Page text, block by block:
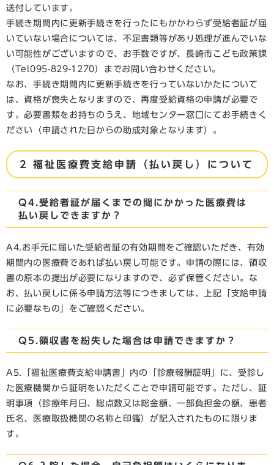
送付しています。
手続き期間内に更新手続きを行ったにもかかわらず受給者証が届
いていない場合については、不足書類等があり処理が進んでいな
い可能性がございますので、お手数ですが、長崎市こども政策課
（Tel095-829-1270）までお問い合わせください。
なお、手続き期間内に更新手続きを行っていないかたについて
は、資格が喪失となりますので、再度受給資格の申請が必要で
す。必要書類をお持ちのうえ、地域センター窓口にてお手続きく
ださい（申請された日からの助成対象となります）。
2 福祉医療費支給申請（払い戻し）について
Q4.受給者証が届くまでの間にかかった医療費は
払い戻しできますか？
A4.お手元に届いた受給者証の有効期間をご確認いただき、有効
期間内の医療費であれば払い戻し可能です。申請の際には、領収
書の原本の提出が必要になりますので、必ず保管ください。な
お、払い戻しに係る申請方法等につきましては、上記「支給申請
に必要なもの」をご確認ください。
Q5.領収書を紛失した場合は申請できますか？
A5.「福祉医療費支給申請書」内の「診療報酬証明」に、受診し
た医療機関から証明をいただくことで申請可能です。ただし、証
明事項（診療年月日、総点数又は総金額、一部負担金の額、患者
氏名、医療取扱機関の名称と印鑑）が記入されたものに限りま
す。